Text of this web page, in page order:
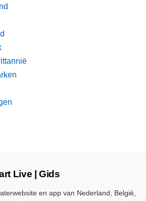
Live | Gids
en app van Nederland, België,